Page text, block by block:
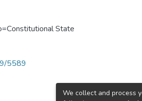
State
5589
We collect and process